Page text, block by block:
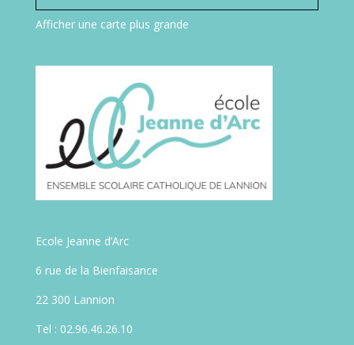
Afficher une carte plus grande
Ecole Jeanne d’Arc
6 rue de la Bienfaisance
22 300 Lannion
Tel : 02.96.46.26.10